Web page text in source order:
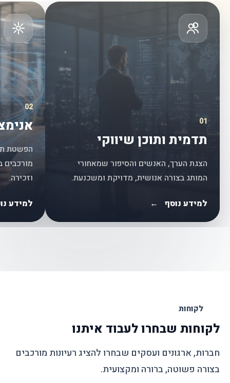
01
תדמית ותוכן שיווקי
הצגת הערך, האנשים והסיפור שמאחורי
המותג בצורה אנושית, מדויקת ומשכנעת.
למידע נוסף ←
02
הפשטת
מורכבים
וזכירה.
למידע
לקוחות
לקוחות שבחרו לעבוד איתנו
חברות, ארגונים ועסקים שבחרו להציג רעיונות מורכבים
בצורה פשוטה, ברורה ומקצועית.